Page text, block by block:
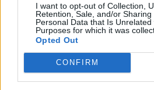
I want to opt-out of Collection,
Retention, Sale, and/or Sharing
Personal Data that Is Unrelated
Purposes for which it was
Opted Out
CONFIRM